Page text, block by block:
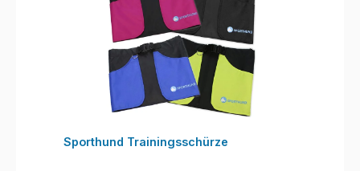
Sporthund Trainingsschürze